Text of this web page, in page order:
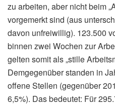
zu arbeiten, aber nicht beim
vorgemerkt sind (aus
davon unfreiwillig). 123.500
binnen zwei Wochen zur
gelten somit als „stille
Demgegenüber standen in
offene Stellen (gegenüber
6,5%). Das bedeutet: Für